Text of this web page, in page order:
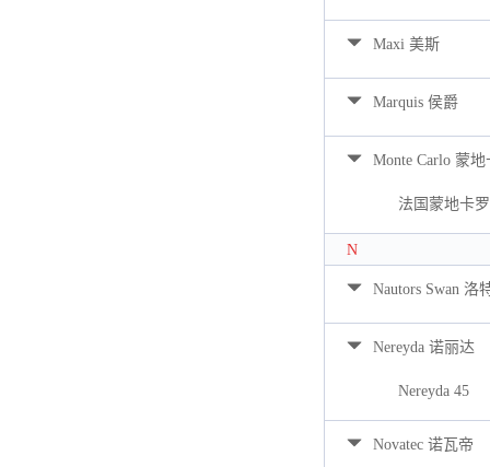
Maxi 美斯
Marquis 侯爵
Monte Carlo 蒙地
法国蒙地卡
N
Nautors Swan 洛
Nereyda 诺丽达
Nereyda 45
Novatec 诺瓦帝